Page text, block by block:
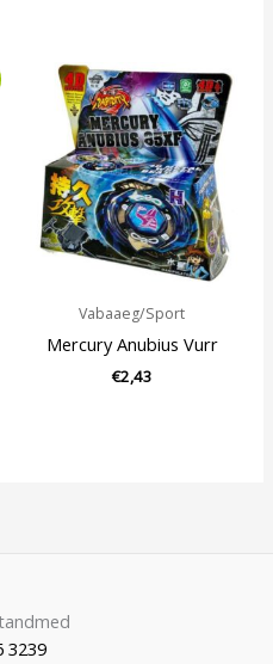
Vabaaeg/Sport
Mercury Anubius Vurr
€2,43
3239